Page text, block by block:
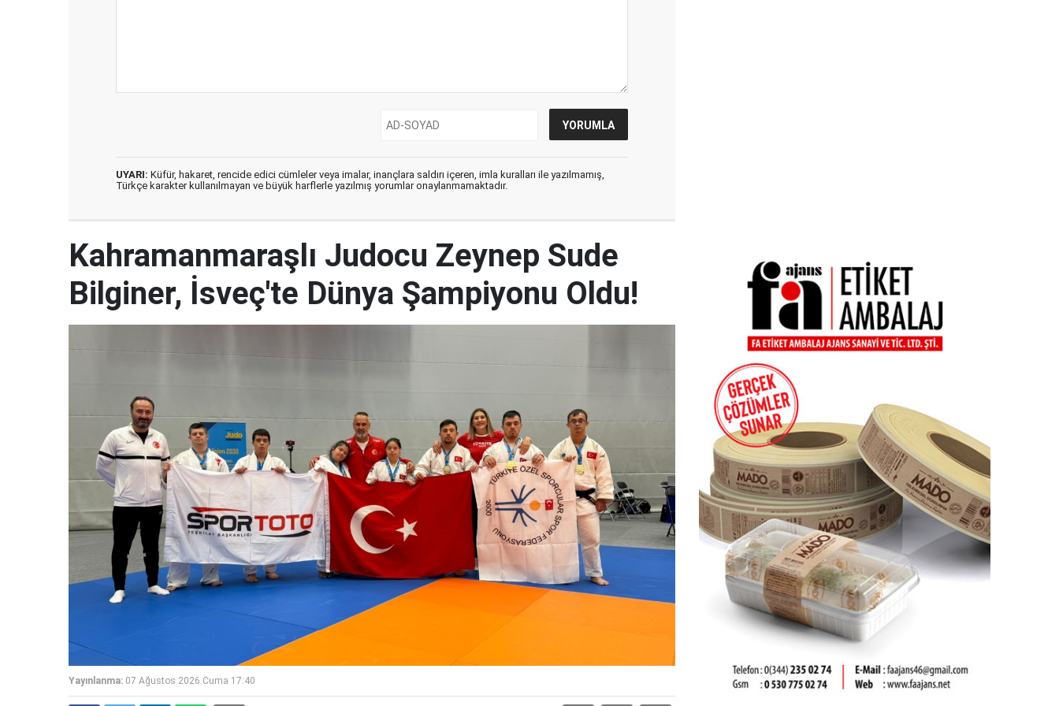
UYARI: Küfür, hakaret, rencide edici cümleler veya imalar, inançlara saldırı içeren, imla kuralları ile yazılmamış,
Türkçe karakter kullanılmayan ve büyük harflerle yazılmış yorumlar onaylanmamaktadır.
Kahramanmaraşlı Judocu Zeynep Sude
Bilginer, İsveç'te Dünya Şampiyonu Oldu!
Yayınlanma: 07 Ağustos 2026 Cuma 17:40